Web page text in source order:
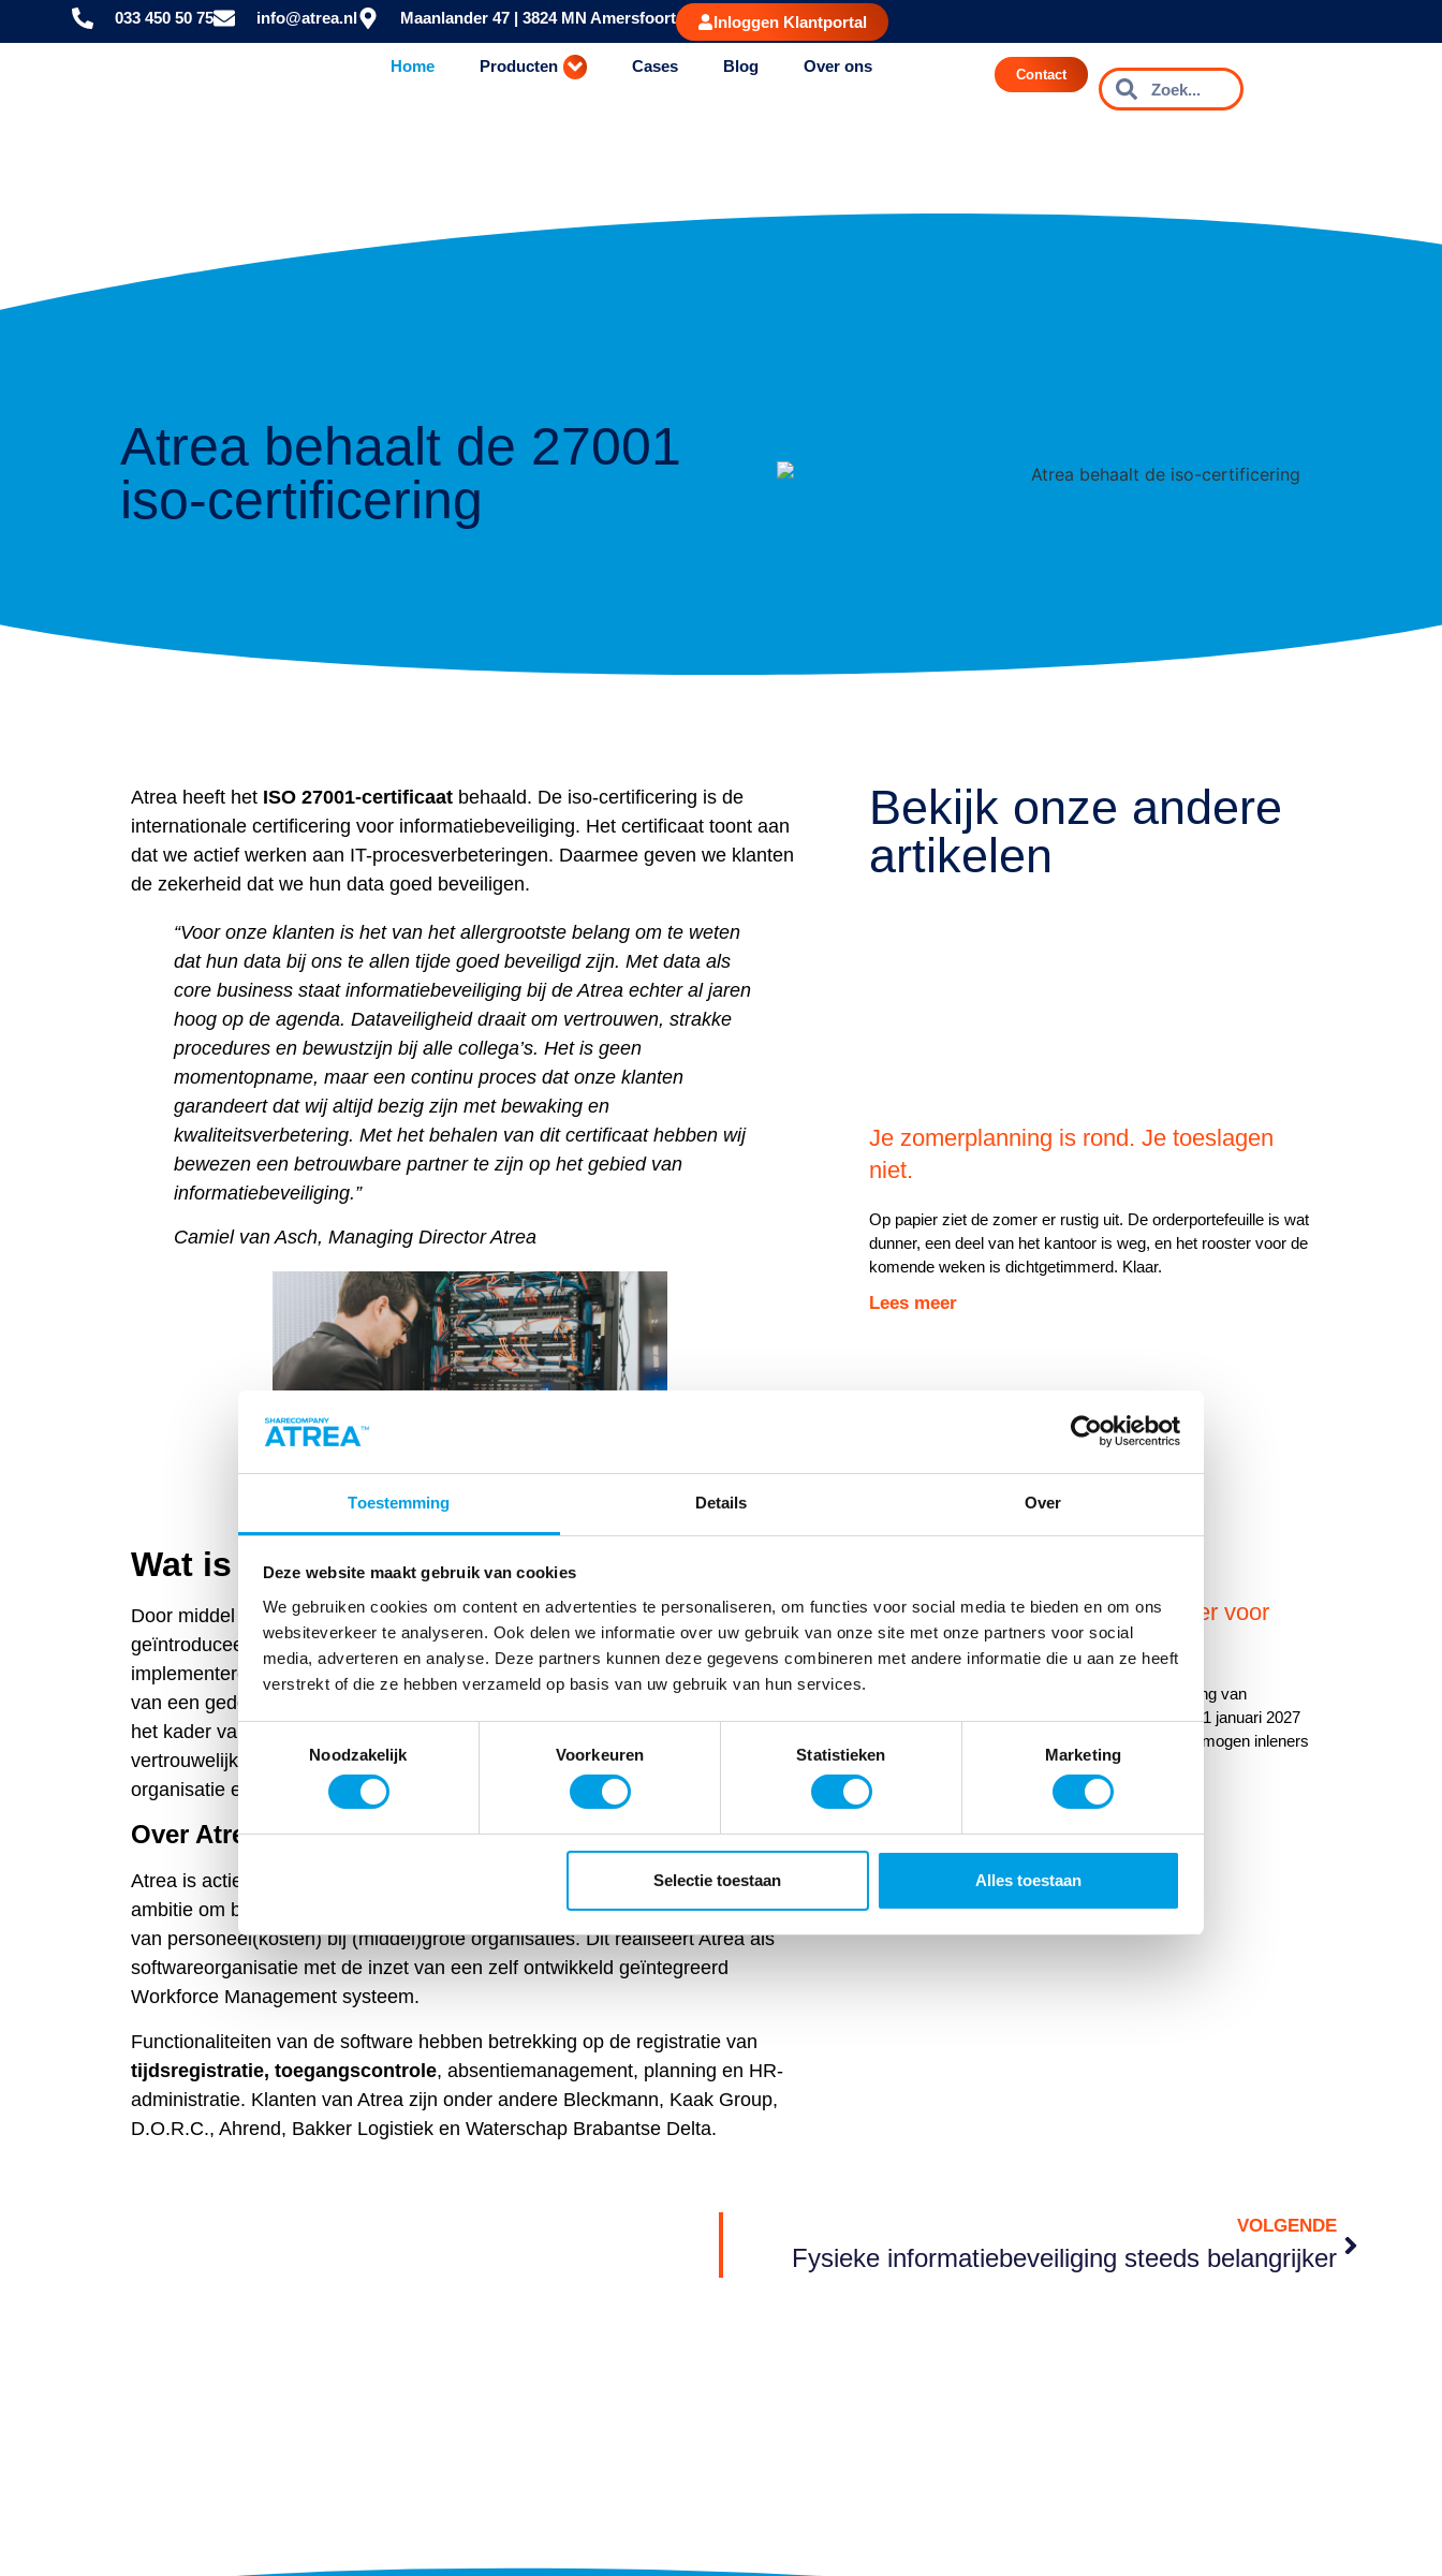
Toestemming Details Over
Deze website maakt gebruik van cookies
We gebruiken cookies om content en advertenties te personaliseren, om functies voor social media te bieden en om ons
websiteverkeer te analyseren. Ook delen we informatie over uw gebruik van onze site met onze partners voor social
media, adverteren en analyse. Deze partners kunnen deze gegevens combineren met andere informatie die u aan ze heeft
verstrekt of die ze hebben verzameld op basis van uw gebruik van hun services.
Noodzakelijk
Voorkeuren Statistieken Marketing
Selectie toestaan Alles toestaan
033 450 50 75 info@atrea.nl Maanlander 47 | 3824 MN Amersfoort Inloggen Klantportal
Home Producten Cases Blog Over ons Contact
Atrea behaalt de 27001
iso-certificering
Atrea heeft het ISO 27001-certificaat behaald. De iso-certificering is de
internationale certificering voor informatiebeveiliging. Het certificaat toont aan
dat we actief werken aan IT-procesverbeteringen. Daarmee geven we klanten
de zekerheid dat we hun data goed beveiligen.
“Voor onze klanten is het van het allergrootste belang om te weten
dat hun data bij ons te allen tijde goed beveiligd zijn. Met data als
core business staat informatiebeveiliging bij de Atrea echter al jaren
hoog op de agenda. Dataveiligheid draait om vertrouwen, strakke
procedures en bewustzijn bij alle collega’s. Het is geen
momentopname, maar een continu proces dat onze klanten
garandeert dat wij altijd bezig zijn met bewaking en
kwaliteitsverbetering. Met het behalen van dit certificaat hebben wij
bewezen een betrouwbare partner te zijn op het gebied van
informatiebeveiliging.”
Camiel van Asch, Managing Director Atrea
Wat is de iso-certificering?
Door middel van de ISO 27001 wordt een standaard voor informatiebeveiliging
geïntroduceerd. Deze iso-certificering specificeert eisen voor het vaststellen,
implementeren, uitvoeren, controleren, beoordelen, bijhouden en verbeteren
van een gedocumenteerd Information Security Management System (ISMS). In
het kader van de algemene bedrijfsrisico’s voor de organisatie. Met als doel de
vertrouwelijkheid, beschikbaarheid en integriteit van informatie binnen de eigen
organisatie en naar klanten toe zeker te stellen.
Over Atrea
Atrea is actief binnen het gebied van Workforce Management en heeft de
ambitie om bij te dragen aan een optimaal inzicht en de inzet
van personeel(kosten) bij (middel)grote organisaties. Dit realiseert Atrea als
softwareorganisatie met de inzet van een zelf ontwikkeld geïntegreerd
Workforce Management systeem.
Functionaliteiten van de software hebben betrekking op de registratie van
tijdsregistratie, toegangscontrole, absentiemanagement, planning en HR-
administratie. Klanten van Atrea zijn onder andere Bleckmann, Kaak Group,
D.O.R.C., Ahrend, Bakker Logistiek en Waterschap Brabantse Delta.
Bekijk onze andere
artikelen
Je zomerplanning is rond. Je toeslagen
niet.
Op papier ziet de zomer er rustig uit. De orderportefeuille is wat
dunner, een deel van het kantoor is weg, en het rooster voor de
komende weken is dichtgetimmerd. Klaar.
Lees meer
Wtta en inleners: wat verandert er voor
transport en logistiek?
In het kort: De Wet toelating terbeschikkingstelling van
arbeidskrachten (Wtta) verplicht uitleners vanaf 1 januari 2027
tot een overheidstoelating. Vanaf 1 januari 2028 mogen inleners
alleen nog arbeidskrachten inlenen van
Lees meer
VOLGENDE
Fysieke informatiebeveiliging steeds belangrijker